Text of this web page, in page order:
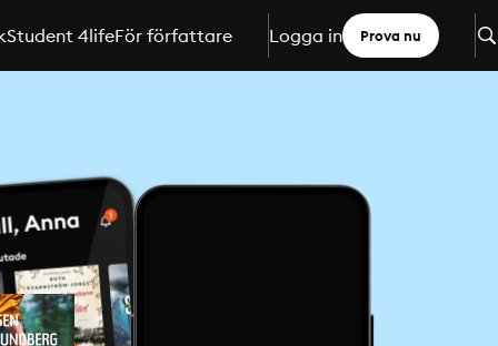
Student 4lifeFör författare Logga in Prova nu